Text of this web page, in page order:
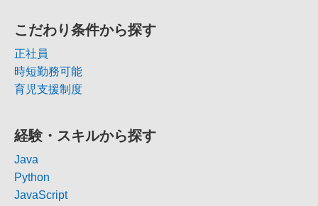
こだわり条件から探す
正社員
時短勤務可能
育児支援制度
経験・スキルから探す
Java
Python
JavaScript